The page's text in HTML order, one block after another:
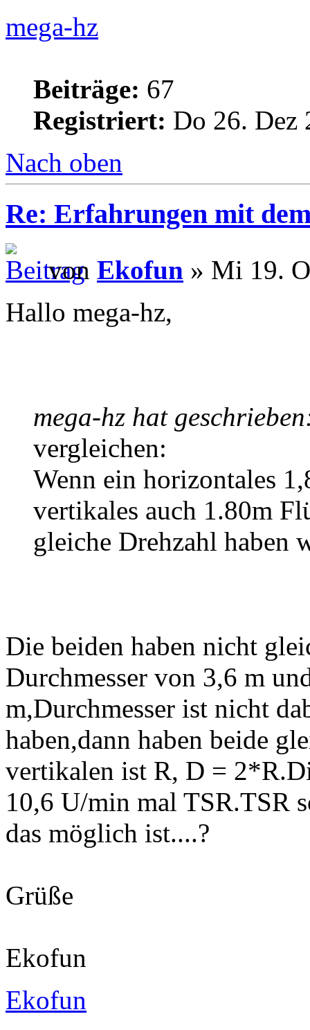
mega-hz
Beiträge: 67
Registriert: Do 26. Dez
Nach oben
Re: Erfahrungen mit
von Ekofun » Mi 19.
Hallo mega-hz,
mega-hz hat
vergleichen:
Wenn ein horizontales
vertikales auch 1.80m
gleiche Drehzahl haben
Die beiden haben nicht
Durchmesser von 3,6 m
m,Durchmesser ist nicht
haben,dann haben beide
vertikalen ist R, D =
10,6 U/min mal TSR.TSR
das möglich ist....?
Grüße
Ekofun
Ekofun